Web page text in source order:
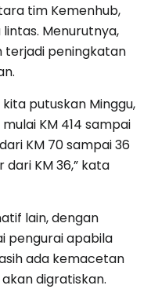
tim Kemenhub,
Menurutnya,
terjadi peningkatan
putuskan Minggu,
KM 414 sampai
KM 70 sampai 36
KM 36,” kata
lain, dengan
pengurai apabila
ada kemacetan
digratiskan.